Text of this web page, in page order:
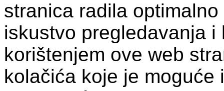
stranica radila
iskustvo pregledavanja
korištenjem ove web
kolačića koje je